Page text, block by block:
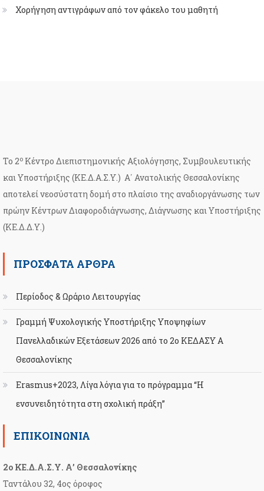
Χορήγηση αντιγράφων από τον φάκελο του μαθητή
Το 2οΚέντρο Διεπιστημονικής Αξιολόγησης, Συμβουλευτικής
και Υποστήριξης (ΚΕ.Δ.Α.Σ.Υ.) Α΄ Ανατολικής Θεσσαλονίκης
αποτελεί νεοσύστατη δομή στο πλαίσιο της αναδιοργάνωσης των
πρώην Κέντρων Διαφοροδιάγνωσης, Διάγνωσης και Υποστήριξης
(ΚΕ.Δ.Δ.Υ.)
ΠΡΌΣΦΑΤΑ ΆΡΘΡΑ
Περίοδος & Ωράριο Λειτουργίας
Γραμμή Ψυχολογικής Υποστήριξης Υποψηφίων
Πανελλαδικών Εξετάσεων 2026 από το 2ο ΚΕΔΑΣΥ Α
Θεσσαλονίκης
Erasmus+2023, Λίγα λόγια για το πρόγραμμα “Η
ενσυνειδητότητα στη σχολική πράξη”
ΕΠΙΚΟΙΝΩΝΊΑ
2ο ΚΕ.Δ.Α.Σ.Υ. Α’ Θεσσαλονίκης
Ταντάλου 32, 4ος όροφος